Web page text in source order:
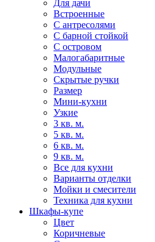
Для дачи
Встроенные
С антресолями
С барной стойкой
С островом
Малогабаритные
Модульные
Скрытые ручки
Размер
Мини-кухни
Узкие
3 кв. м.
5 кв. м.
6 кв. м.
9 кв. м.
Все для кухни
Варианты отделки
Мойки и смесители
Техника для кухни
Шкафы-купе
Цвет
Коричневые